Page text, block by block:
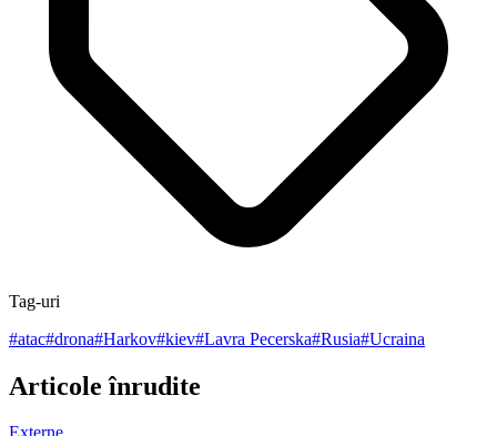
Tag-uri
#atac#drona#Harkov#kiev#Lavra Pecerska#Rusia#Ucraina
Articole înrudite